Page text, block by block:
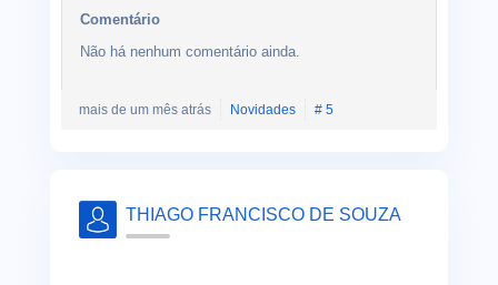
Comentário
Não há nenhum comentário ainda.
mais de um mês atrás Novidades # 5
THIAGO FRANCISCO DE SOUZA